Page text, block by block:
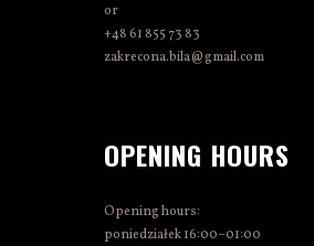
or
+48 61 855 73 83
zakrecona.bila@gmail.com
OPENING HOURS
Opening hours:
poniedziałek 16:00–01:00